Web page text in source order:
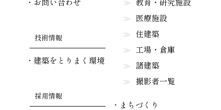
技術情報
建築をとりまく環境
採用情報
医療施設
住建築
工場・倉庫
諸建築
撮影者一覧
まちづくり